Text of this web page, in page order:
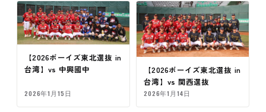
【2026ボーイズ東北選抜 in
台湾】vs 中興國中
2026年1月15日
【2026ボーイズ東北選抜 in
台湾】vs 関西選抜
2026年1月14日